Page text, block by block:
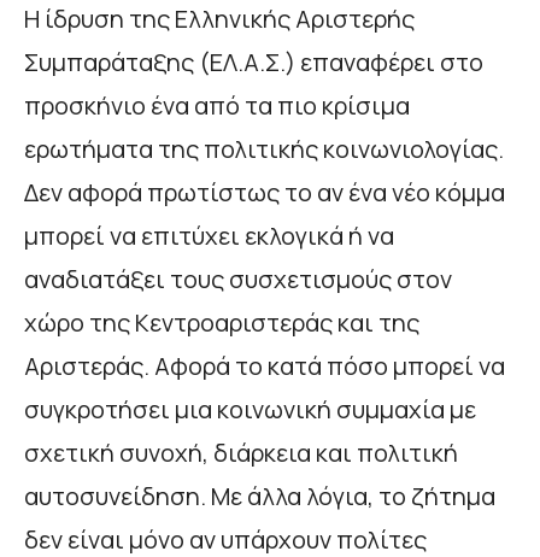
Η ίδρυση της Ελληνικής Αριστερής
Συμπαράταξης (ΕΛ.Α.Σ.) επαναφέρει στο
προσκήνιο ένα από τα πιο κρίσιμα
ερωτήματα της πολιτικής κοινωνιολογίας.
Δεν αφορά πρωτίστως το αν ένα νέο κόμμα
μπορεί να επιτύχει εκλογικά ή να
αναδιατάξει τους συσχετισμούς στον
χώρο της Κεντροαριστεράς και της
Αριστεράς. Αφορά το κατά πόσο μπορεί να
συγκροτήσει μια κοινωνική συμμαχία με
σχετική συνοχή, διάρκεια και πολιτική
αυτοσυνείδηση. Με άλλα λόγια, το ζήτημα
δεν είναι μόνο αν υπάρχουν πολίτες